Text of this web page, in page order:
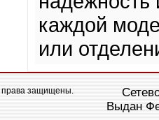
каждой
или
права защищены.
Выдан